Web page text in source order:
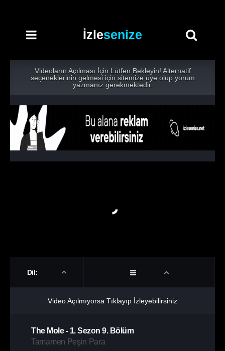
İzlesenize
Videoların Açılması İçin Lütfen Bekleyin! Alternatif
seçeneklerinin gelmesi için sitemize üye olup yorum
yazmanız gerekmektedir.
Dil:
Video Açılmıyorsa Tıklayıp İzleyebilirsiniz
The Mole- 1. Sezon 9. Bölüm
Tamamen Peşin Para